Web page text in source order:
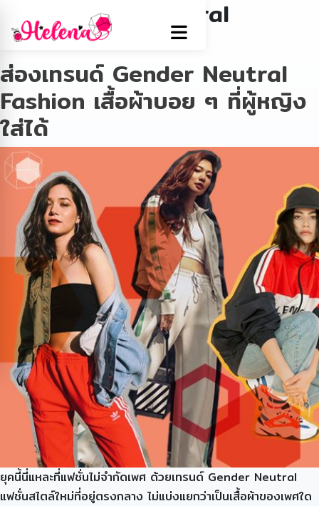
Tag:Gender Neutral
Fashion
ส่องเทรนด์ Gender Neutral
Fashion เสื้อผ้าบอย ๆ ที่ผู้หญิง
ใส่ได้
ยุคนี้นี่แหละที่แฟชั่นไม่จำกัดเพศ ด้วยเทรนด์ Gender Neutral
แฟชั่นสไตล์ใหม่ที่อยู่ตรงกลาง ไม่แบ่งแยกว่าเป็นเสื้อผ้าของเพศใด